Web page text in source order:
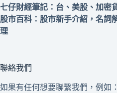
七仔財經筆記 ：台、美股、加密
股市百科 ：股市新手介紹，名詞
理
聯絡我們
如果有任何想要聯繫我們，例如